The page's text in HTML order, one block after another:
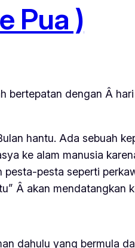
Pua )
dengan Â
hantu. Ada sebuah
ke alam manusia
pesta seperti
Â akan mendatangkan
dahulu yang bermula